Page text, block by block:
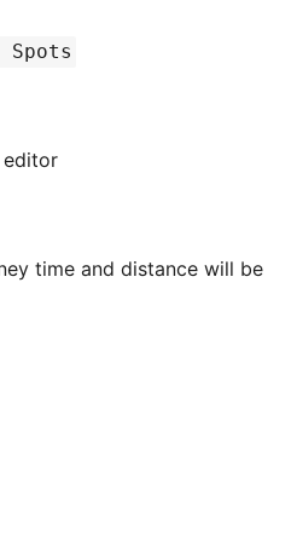
Spots
time and distance will be